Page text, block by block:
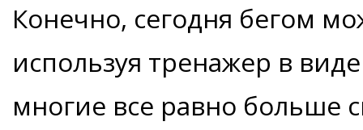
Конечно, сегодня бегом
используя тренажер в
многие все равно больше